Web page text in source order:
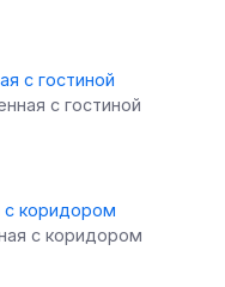
с гостиной
с коридором